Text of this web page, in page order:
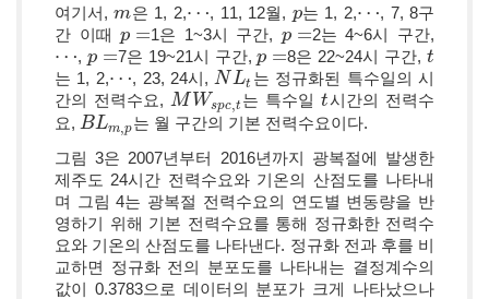
여기서,m
m 은 1, 2,⋯
⋯ , 11, 12월, p
p는 1, 2,⋯
⋯ , 7, 8구
간 이때p =
p= 1은 1~3시 구간, p =
p= 2는 4~6시 구간,
⋯
⋯ ,p =
p= 7은 19~21시 구간,p =
p= 8은 22~24시 구간, t
t
는 1, 2,⋯
⋯ , 23, 24시, NLt
NLt
는 정규화된 특수일의 시
간의 전력수요, M Wspc,t
MWspc,t 는 특수일t
t 시간의 전력수
요, BLm,p
BLm,p 는 월 구간의 기본 전력수요이다.
그림 3은 2007년부터 2016년까지 광복절에 발생한
제주도 24시간 전력수요와 기온의 산점도를 나타내
며 그림 4는 광복절 전력수요의 연도별 변동량을 반
영하기 위해 기본 전력수요를 통해 정규화한 전력수
요와 기온의 산점도를 나타낸다. 정규화 전과 후를 비
교하면 정규화 전의 분포도를 나타내는 결정계수의
값이 0.3783으로 데이터의 분포가 크게 나타났으나